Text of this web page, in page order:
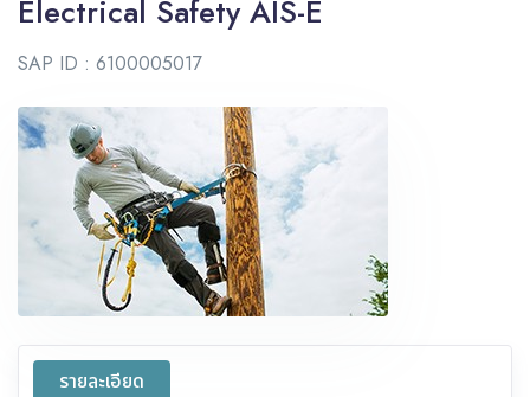
Electrical Safety AIS-E
SAP ID : 6100005017
รายละเอียด